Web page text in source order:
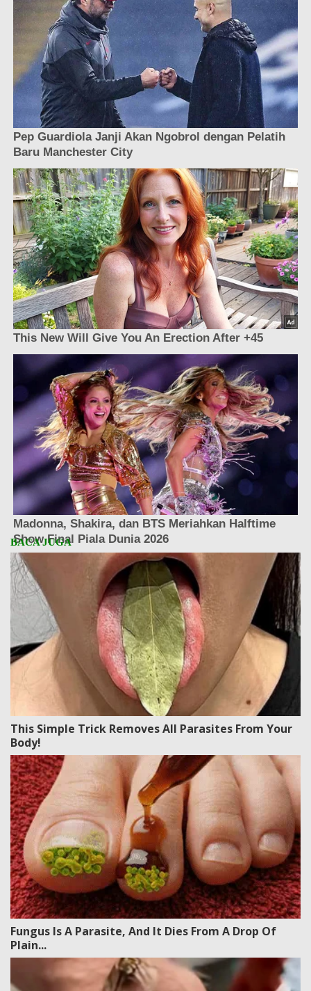
This Simple Trick Removes All Parasites From Your
Body!
Fungus Is A Parasite, And It Dies From A Drop Of
Plain...